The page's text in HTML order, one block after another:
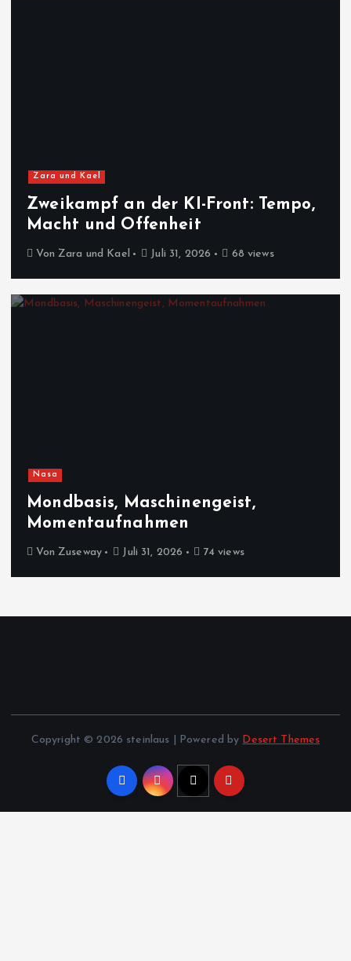
Zara und Kael
Zweikampf an der KI-Front: Tempo,
Macht und Offenheit
Von Zara und Kael Juli 31, 2026 68 views
Nasa
Mondbasis, Maschinengeist,
Momentaufnahmen
Von Zuseway Juli 31, 2026 74 views
Copyright © 2026 steinlaus | Powered by Desert Themes